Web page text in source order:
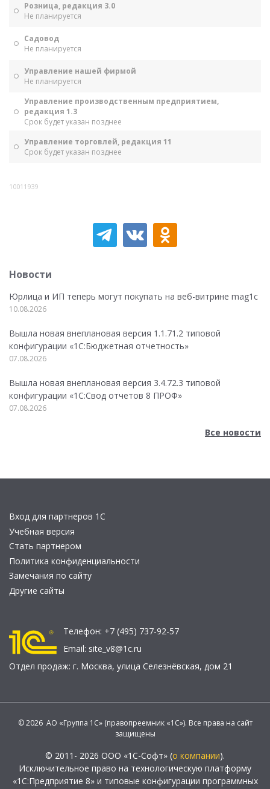
Розница, редакция 3.0
Не планируется
Садовод
Не планируется
Управление нашей фирмой
Не планируется
Управление производственным предприятием,
редакция 1.3
Срок будет указан позднее
Управление торговлей, редакция 11
Срок будет указан позднее
10011939
Новости
Юрлица и ИП теперь могут покупать на веб-витрине mag1c
10.08.2026
Вышла новая внеплановая версия 1.1.71.2 типовой
конфигурации «1C:Бюджетная отчетность»
07.08.2026
Вышла новая внеплановая версия 3.4.72.3 типовой
конфигурации «1C:Свод отчетов 8 ПРОФ»
07.08.2026
Все новости
Вход для партнеров 1С
Учебная версия
Стать партнером
Политика конфиденциальности
Замечания по сайту
Другие сайты
Телефон: +7 (495) 737-92-57
Email: site_v8@1c.ru
Отдел продаж: г. Москва, улица Селезнёвская, дом 21
© 2026 АО «Группа 1С» (правопреемник «1С»). Все права на сайт
защищены
© 2011- 2026 ООО «1С-Софт» (о компании).
Исключительное право на технологическую платформу
«1С:Предприятие 8» и типовые конфигурации программных